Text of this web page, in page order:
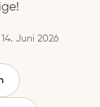
Juni 2026